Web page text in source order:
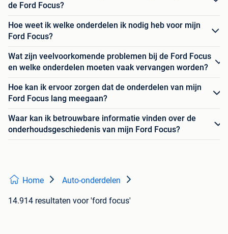
de Ford Focus?
Hoe weet ik welke onderdelen ik nodig heb voor mijn
Ford Focus?
Wat zijn veelvoorkomende problemen bij de Ford Focus
en welke onderdelen moeten vaak vervangen worden?
Hoe kan ik ervoor zorgen dat de onderdelen van mijn
Ford Focus lang meegaan?
Waar kan ik betrouwbare informatie vinden over de
onderhoudsgeschiedenis van mijn Ford Focus?
Home Auto-onderdelen
14.914 resultaten voor 'ford focus'